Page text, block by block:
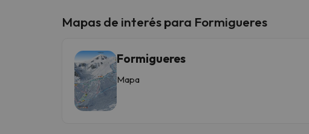
Mapas de interés para Formigueres
Formigueres
Mapa